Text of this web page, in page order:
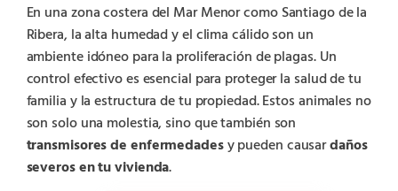
En una zona costera del Mar Menor como Santiago de la
Ribera, la alta humedad y el clima cálido son un
ambiente idóneo para la proliferación de plagas. Un
control efectivo es esencial para proteger la salud de tu
familia y la estructura de tu propiedad. Estos animales no
son solo una molestia, sino que también son
transmisores de enfermedadesy pueden causardaños
severos en tu vivienda.